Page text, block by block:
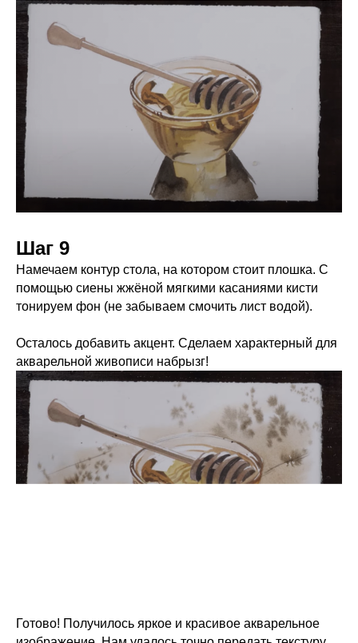
Шаг 9
Намечаем контур стола, на котором стоит плошка. С
помощью сиены жжёной мягкими касаниями кисти
тонируем фон (не забываем смочить лист водой).
Осталось добавить акцент. Сделаем характерный для
акварельной живописи набрызг!
Готово! Получилось яркое и красивое акварельное